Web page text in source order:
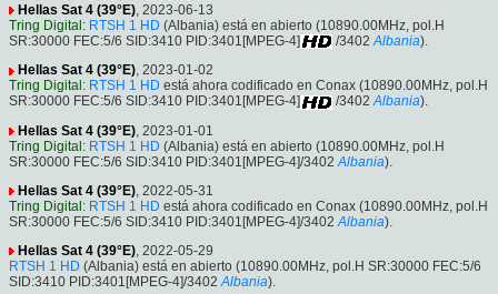
Hellas Sat 4 (39°E), 2023-06-13
Tring Digital : RTSH 1 HD (Albania) está en abierto (10890.00MHz, pol.H
SR:30000 FEC:5/6 SID:3410 PID:3401[MPEG-4]
/3402 Albania).
Hellas Sat 4 (39°E), 2023-01-02
Tring Digital : RTSH 1 HD está ahora codificado en Conax (10890.00MHz, pol.H
SR:30000 FEC:5/6 SID:3410 PID:3401[MPEG-4]
/3402 Albania).
Hellas Sat 4 (39°E) , 2023-01-01
Tring Digital: RTSH 1 HD (Albania) está en abierto (10890.00MHz, pol.H
SR:30000 FEC:5/6 SID:3410 PID:3401[MPEG-4]/3402 Albania).
Hellas Sat 4 (39°E) , 2022-05-31
Tring Digital: RTSH 1 HD está ahora codificado en Conax (10890.00MHz, pol.H
SR:30000 FEC:5/6 SID:3410 PID:3401[MPEG-4]/3402 Albania).
Hellas Sat 4 (39°E) , 2022-05-29
RTSH 1 HD (Albania) está en abierto (10890.00MHz, pol.H SR:30000 FEC:5/6
SID:3410 PID:3401[MPEG-4]/3402 Albania).